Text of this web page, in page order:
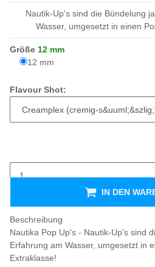
Nautik-Up's sind die Bündelung
Wasser, umgesetzt in einen
Größe 12 mm
12 mm
Flavour Shot:
IN DEN
Beschreibung
Nautika Pop Up's - Nautik-Up's sind
Erfahrung am Wasser, umgesetzt in
Extraklasse!